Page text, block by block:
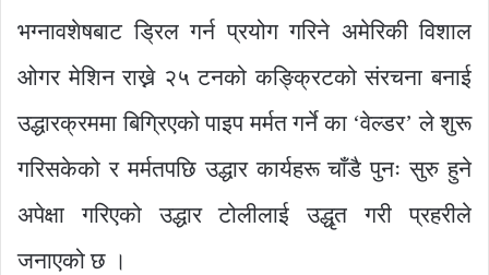
भग्नावशेषबाट ड्रिल गर्न प्रयोग गरिने अमेरिकी विशाल
ओगर मेशिन राख्ने २५ टनको कङ्क्रिटको संरचना बनाई
उद्धारक्रममा बिग्रिएको पाइप मर्मत गर्ने का ‘वेल्डर’ ले शुरू
गरिसकेको र मर्मतपछि उद्धार कार्यहरू चाँडै पुनः सुरु हुने
अपेक्षा गरिएको उद्धार टोलीलाई उद्धृत गरी प्रहरीले
जनाएको छ ।